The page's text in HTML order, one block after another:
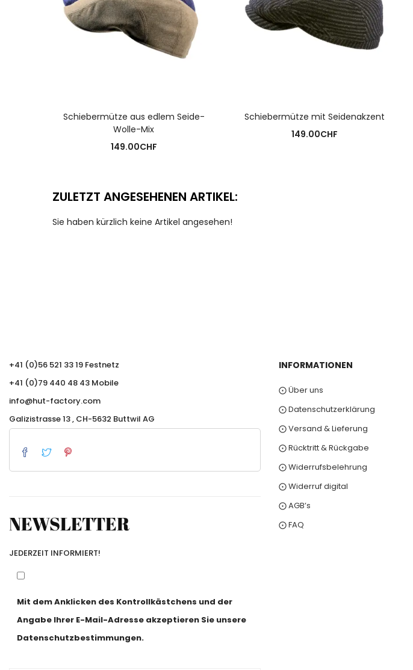
Schiebermütze aus edlem Seide-
Wolle-Mix
149.00CHF
Schiebermütze mit Seidenakzent
149.00CHF
ZULETZT ANGESEHENEN ARTIKEL:
Sie haben kürzlich keine Artikel angesehen!
+41 (0)56 521 33 19 Festnetz
+41 (0)79 440 48 43 Mobile
info@hut-factory.com
Galizistrasse 13 , CH-5632 Buttwil AG
NEWSLETTER
JEDERZEIT INFORMIERT!
Mit dem Anklicken des Kontrollkästchens und der
Angabe Ihrer E-Mail-Adresse akzeptieren Sie unsere
Datenschutzbestimmungen.
INFORMATIONEN
⨀ Über uns
⨀ Datenschutzerklärung
⨀ Versand & Lieferung
⨀ Rücktritt & Rückgabe
⨀ Widerrufsbelehrung
⨀ Widerruf digital
⨀ AGB’s
⨀ FAQ